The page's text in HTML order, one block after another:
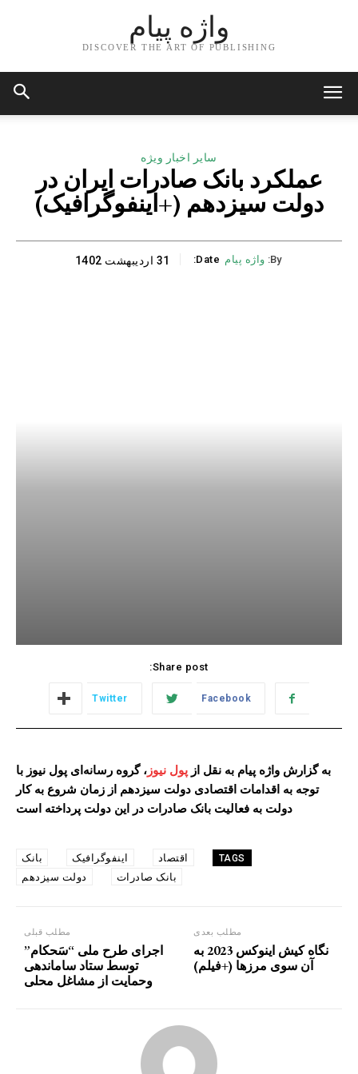
واژه پیام
DISCOVER THE ART OF PUBLISHING
سایر اخبار ویژه
عملکرد بانک صادرات ایران در
دولت سیزدهم (+اینفوگرافیک)
By: واژه پیام Date: 31 اردیبهشت 1402
Share post:
Facebook
Twitter
به گزارش واژه پیام به نقل از پول نیوز ، گروه رسانه‌ای پول نیوز با
توجه به اقدامات اقتصادی دولت سیزدهم از زمان شروع به کار
دولت به فعالیت‌ بانک صادرات در این دولت پرداخته است
TAGS اقتصاد اینفوگرافیک
بانک
بانک صادرات
دولت سیزدهم
مطلب قبلی
اجرای طرح ملی “سَحکام”
توسط ستاد ساماندهی
وحمایت از مشاغل محلی
مطلب بعدی
نگاه کیش اینوکس 2023 به
آن‌ سوی مرزها (+فیلم)